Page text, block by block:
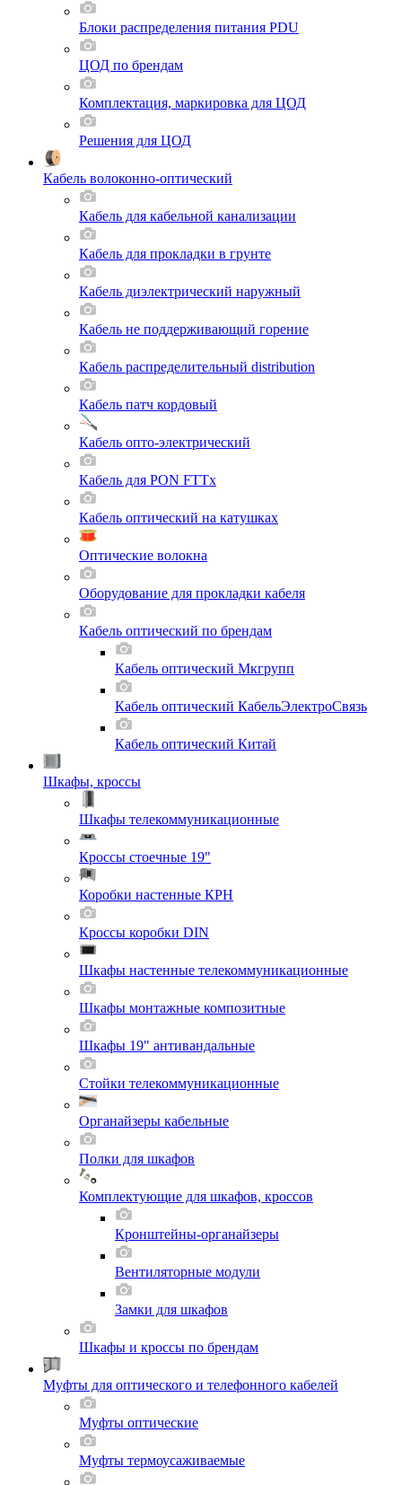
Блоки распределения питания PDU
ЦОД по брендам
Комплектация, маркировка для ЦОД
Решения для ЦОД
Кабель волоконно-оптический
Кабель для кабельной канализации
Кабель для прокладки в грунте
Кабель диэлектрический наружный
Кабель не поддерживающий горение
Кабель распределительный distribution
Кабель патч кордовый
Кабель опто-электрический
Кабель для PON FTTx
Кабель оптический на катушках
Оптические волокна
Оборудование для прокладки кабеля
Кабель оптический по брендам
Кабель оптический Мкгрупп
Кабель оптический КабельЭлектроСвязь
Кабель оптический Китай
Шкафы, кроссы
Шкафы телекоммуникационные
Кроссы стоечные 19"
Коробки настенные КРН
Кроссы коробки DIN
Шкафы настенные телекоммуникационные
Шкафы монтажные композитные
Шкафы 19" антивандальные
Стойки телекоммуникационные
Органайзеры кабельные
Полки для шкафов
Комплектующие для шкафов, кроссов
Кронштейны-органайзеры
Вентиляторные модули
Замки для шкафов
Шкафы и кроссы по брендам
Муфты для оптического и телефонного кабелей
Муфты оптические
Муфты термоусаживаемые